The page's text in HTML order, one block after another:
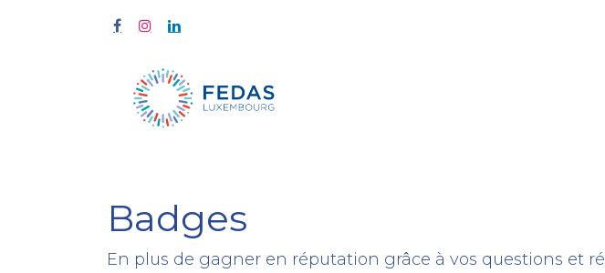
Badges
En plus de gagner en réputation grâce à vos questions et